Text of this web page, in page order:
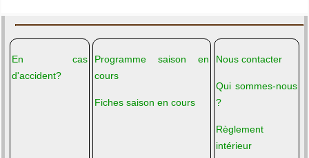
En cas
d'accident?
Programme saison en
cours
Fiches saison en cours
Nous contacter
Qui sommes-nous
?
Règlement
intérieur